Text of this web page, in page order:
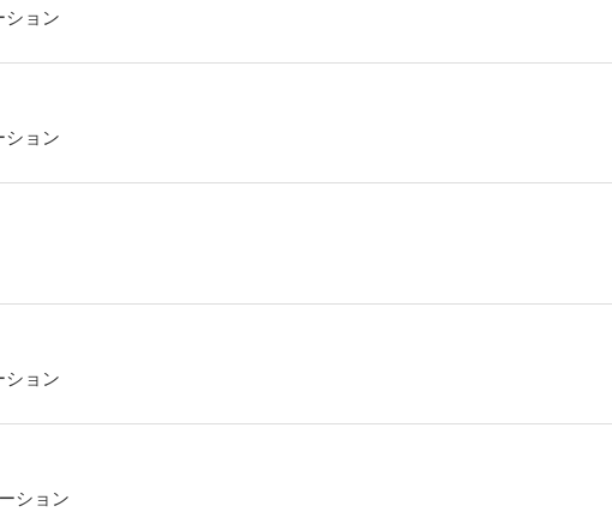
ョン
ョン
ョン
ション